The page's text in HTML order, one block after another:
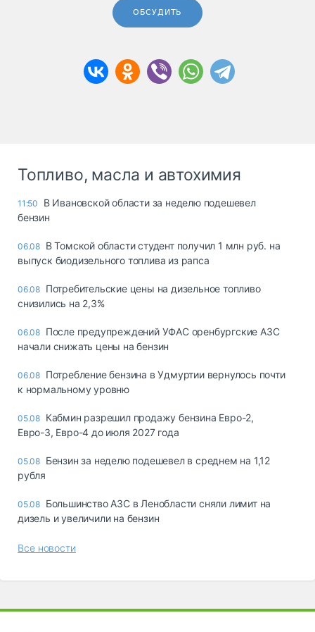
ОБСУДИТЬ
Топливо, масла и автохимия
11:50
В Ивановской области за неделю подешевел
бензин
06.08 В Томской области студент получил 1 млн руб. на
выпуск биодизельного топлива из рапса
06.08 Потребительские цены на дизельное топливо
снизились на 2,3%
06.08 После предупреждений УФАС оренбургские АЗС
начали снижать цены на бензин
06.08 Потребление бензина в Удмуртии вернулось почти
к нормальному уровню
05.08 Кабмин разрешил продажу бензина Евро-2,
Евро-3, Евро-4 до июля 2027 года
05.08 Бензин за неделю подешевел в среднем на 1,12
рубля
05.08 Большинство АЗС в Ленобласти сняли лимит на
дизель и увеличили на бензин
Все новости